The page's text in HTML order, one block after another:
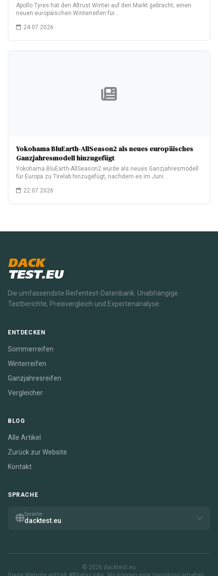
Apollo Tyres hat den Altrust Winter auf den Markt gebracht, einen
neuen europäischen Winterreifen für…
24.07.2026
Yokohama BluEarth-AllSeason2 als neues europäisches
Ganzjahresmodell hinzugefügt
Yokohama BluEarth-AllSeason2 wurde als neues Ganzjahresmodell
für Europa zu Tirelab hinzugefügt, nachdem es im Juni…
22.07.2026
DACK
TEST.EU
Die umfassendste Reifentest-Datenbank. Unabhängige
Testberichte, Preisvergleich und Expertenanalyse.
ENTDECKEN
Sommerreifen
Winterreifen
Ganzjahresreifen
Vergleicher
BLOG
Alle Artikel
Zurück zur Website
Kontakt
SPRACHE
Sprache
dacktest.eu
© 2026 dacktest.eu